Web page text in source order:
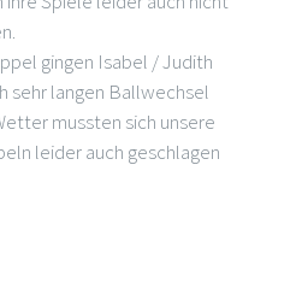
gingen Isabel / Judith
sehr langen Ballwechsel
mussten sich unsere
leider auch geschlagen